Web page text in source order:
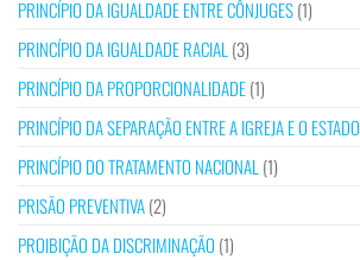
PRINCÍPIO DA IGUALDADE ENTRE CÔNJUGES(1)
PRINCÍPIO DA IGUALDADE RACIAL(3)
PRINCÍPIO DA PROPORCIONALIDADE(1)
PRINCÍPIO DA SEPARAÇÃO ENTRE A IGREJA E O ESTADO
PRINCÍPIO DO TRATAMENTO NACIONAL(1)
PRISÃO PREVENTIVA(2)
PROIBIÇÃO DA DISCRIMINAÇÃO (1)